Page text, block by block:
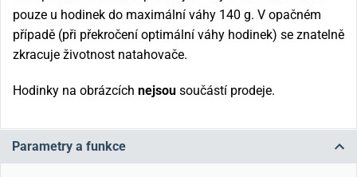
pouze u hodinek do maximální váhy 140 g. V opačném
případě (při překročení optimální váhy hodinek) se znatelně
zkracuje životnost natahovače.
Hodinky na obrázcích nejsou součástí prodeje.
Parametry a funkce